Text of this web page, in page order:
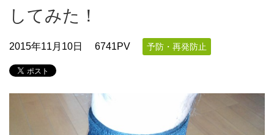
してみた！
2015年11月10日 6741PV 予防・再発防止